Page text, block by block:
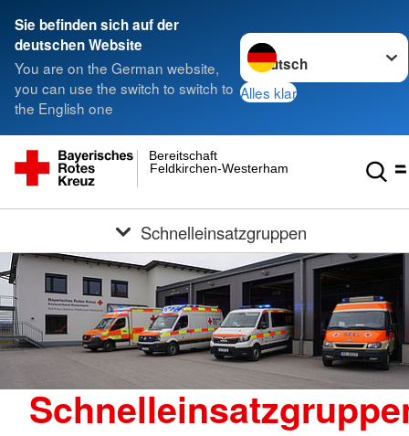
Sie befinden sich auf der
deutschen Website
You are on the German website,
you can use the switch to switch to
the English one
Sprache wechseln zu
Alles klar
Feldkirchen-Westerham
Bereitschaft
Schnelleinsatzgruppen